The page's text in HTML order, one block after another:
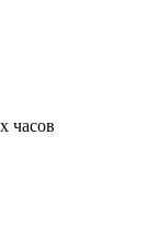
часов